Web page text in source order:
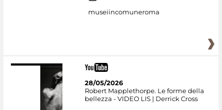
museiincomuneroma
28/05/2026
Robert Mapplethorpe. Le forme della
bellezza - VIDEO LIS | Derrick Cross